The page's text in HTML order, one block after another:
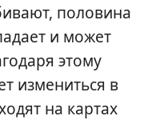
половина
и может
этому
измениться в
на картах